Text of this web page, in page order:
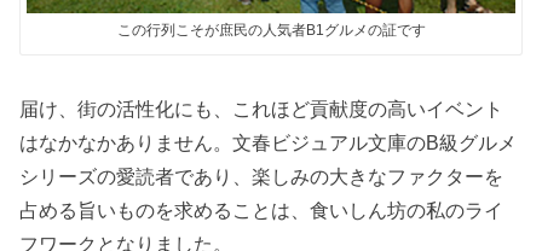
この行列こそが庶民の人気者B1グルメの証です
届け、街の活性化にも、これほど貢献度の高いイベント
はなかなかありません。文春ビジュアル文庫のB級グルメ
シリーズの愛読者であり、楽しみの大きなファクターを
占める旨いものを求めることは、食いしん坊の私のライ
フワークとなりました。